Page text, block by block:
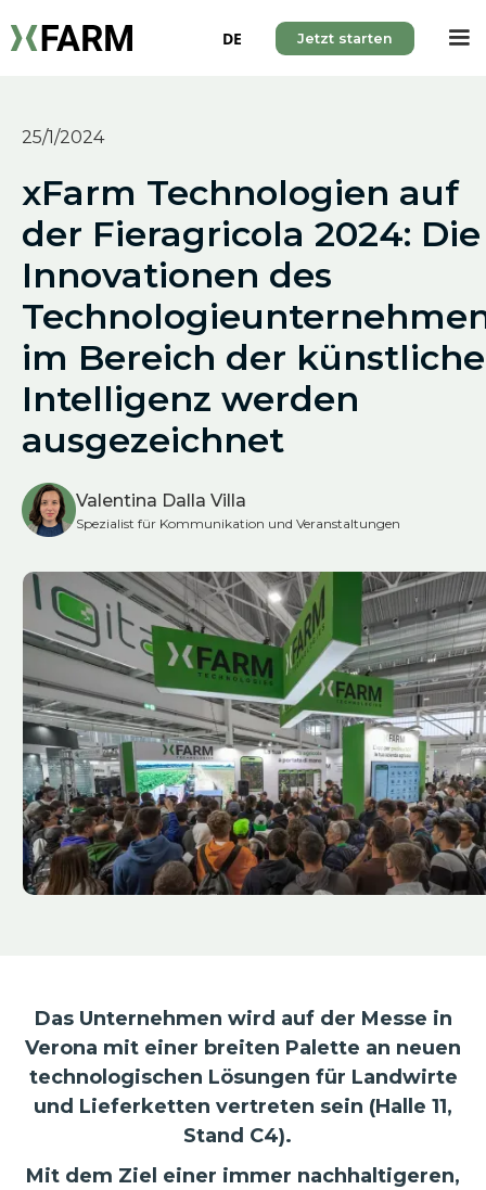
DE Jetzt starten
25/1/2024
xFarm Technologien auf
der Fieragricola 2024: Die
Innovationen des
im Bereich der
Intelligenz werden
ausgezeichnet
Valentina Dalla Villa
Spezialist für Kommunikation und Veranstaltungen
Das Unternehmen wird auf der Messe in
Verona mit einer breiten Palette an neuen
technologischen Lösungen für Landwirte
und Lieferketten vertreten sein (Halle 11,
Stand C4).
Mit dem Ziel einer immer nachhaltigeren,